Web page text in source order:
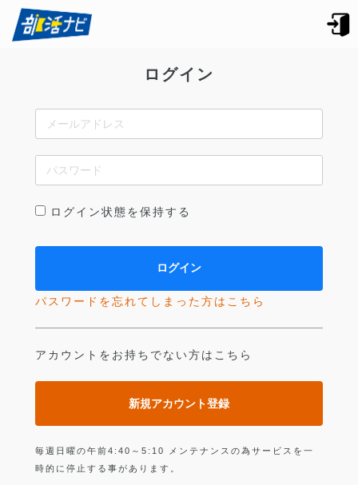
ログイン
ログイン状態を保持する
パスワードを忘れてしまった方はこちら
アカウントをお持ちでない方はこちら
新規アカウント登録
毎週日曜の午前4:40～5:10 メンテナンスの為サービスを一
時的に停止する事があります。